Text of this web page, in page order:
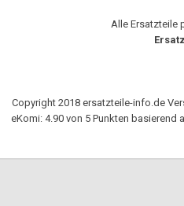
Alle Ersatzteile
Copyright 2018 ersatzteile-info.de
eKomi: 4.90 von 5 Punkten basierend